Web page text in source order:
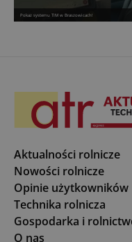
Pokaz systemu TIM w Braszowicach!
Aktualności rolnicze
Nowości rolnicze
Opinie użytkowników
Technika rolnicza
Gospodarka i
O nas